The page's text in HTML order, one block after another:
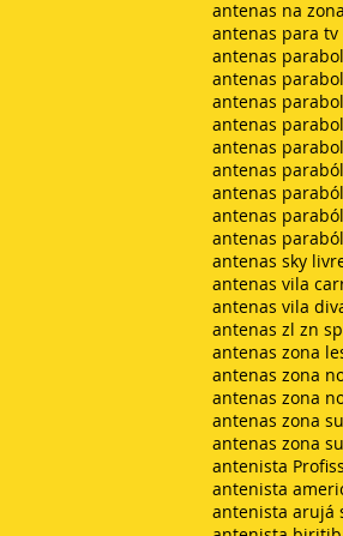
antenas na
antenas para
antenas
antenas
antenas
antenas
antenas
antenas
antenas
antenas sky
antenas vila
antenas vila
antenas zl zn sp
antenas zona
antenas zona
antenas zona
antenas zona
antenas zona
antenista
antenista
antenista arujá